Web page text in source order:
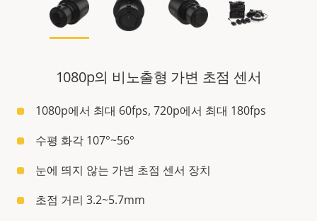
1080p의 비노출형 가변 초점 센서
1080p에서 최대 60fps, 720p에서 최대 180fps
수평 화각 107°~56°
눈에 띄지 않는 가변 초점 센서 장치
초점 거리 3.2~5.7mm